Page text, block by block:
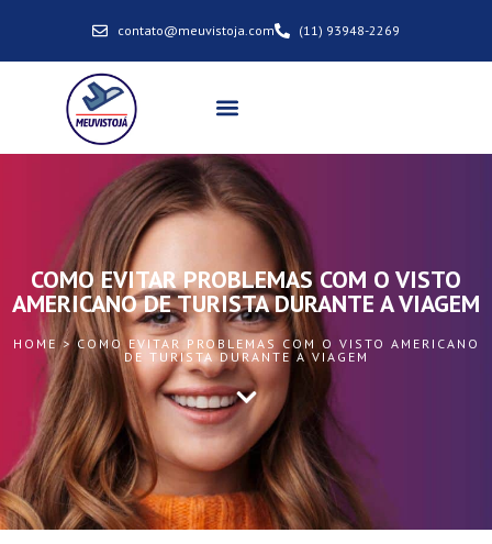
contato@meuvistoja.com (11) 93948-2269
COMO EVITAR PROBLEMAS COM O VISTO
AMERICANO DE TURISTA DURANTE A VIAGEM
HOME > COMO EVITAR PROBLEMAS COM O VISTO AMERICANO
DE TURISTA DURANTE A VIAGEM